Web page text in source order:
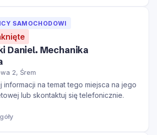
SAMOCHODOWI
Daniel. Mechanika
2, Śrem
informacji na temat tego miejsca na jego
lub skontaktuj się telefonicznie.